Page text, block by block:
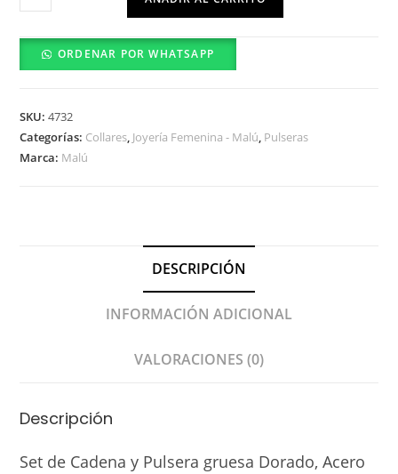
-
0302-
ORDENAR POR WHATSAPP
SKU:4732
Categorías: Collares, Joyería Femenina - Malú, Pulseras
Marca: Malú
DESCRIPCIÓN
INFORMACIÓN ADICIONAL
VALORACIONES (0)
Descripción
Set de Cadena y Pulsera gruesa Dorado, Acero